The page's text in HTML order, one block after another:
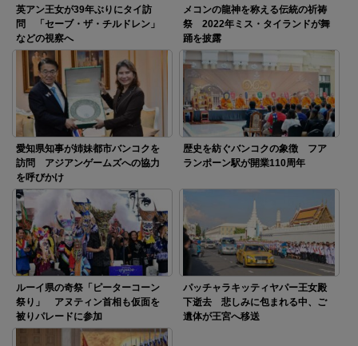
英アン王女が39年ぶりにタイ訪
問 「セーブ・ザ・チルドレン」
などの視察へ
メコンの龍神を称える伝統の祈祷
祭 2022年ミス・タイランドが舞
踊を披露
愛知県知事が姉妹都市バンコクを
訪問 アジアンゲームズへの協力
を呼びかけ
歴史を紡ぐバンコクの象徴 フア
ランポーン駅が開業110周年
ルーイ県の奇祭「ピーターコーン
祭り」 アヌティン首相も仮面を
被りパレードに参加
パッチャラキッティヤパー王女殿
下逝去 悲しみに包まれる中、ご
遺体が王宮へ移送